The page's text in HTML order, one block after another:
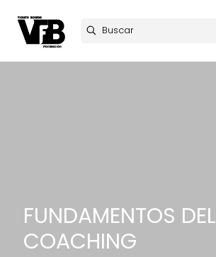
FUNDAMENTOS DEL
COACHING